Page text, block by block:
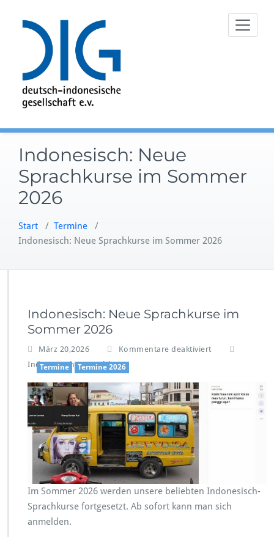
Inhalt
Indonesisch: Neue
Sprachkurse im Sommer
2026
Start / Termine /
Indonesisch: Neue Sprachkurse im Sommer 2026
Indonesisch: Neue Sprachkurse im
Sommer 2026
März 20,2026 Kommentare deaktiviert
I
n
c
h:
Indonesisch,Sprachkurse
Termine Termine 2026
Im Sommer 2026 werden unsere beliebten Indonesisch-
Sprachkurse fortgesetzt. Ab sofort kann man sich
anmelden.